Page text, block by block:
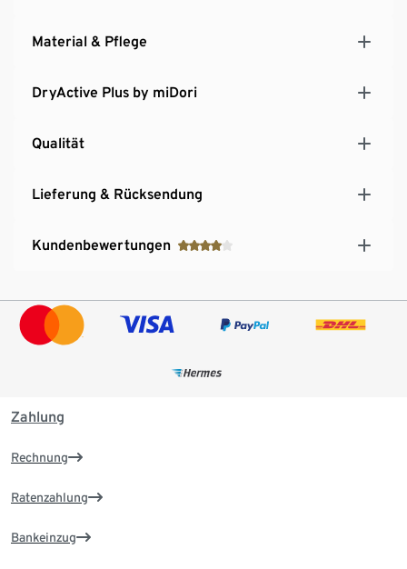
Material & Pflege
DryActive Plus by miDori
Qualität
Lieferung & Rücksendung
Kundenbewertungen
Zahlung
Rechnung
Ratenzahlung
Bankeinzug